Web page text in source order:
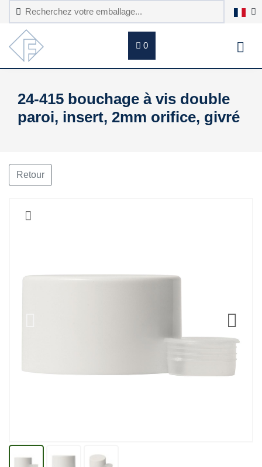
0
24-415 bouchage à vis double
paroi, insert, 2mm orifice, givré
Retour